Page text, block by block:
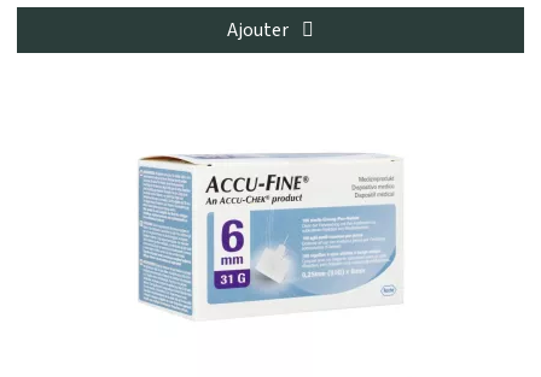
Ajouter